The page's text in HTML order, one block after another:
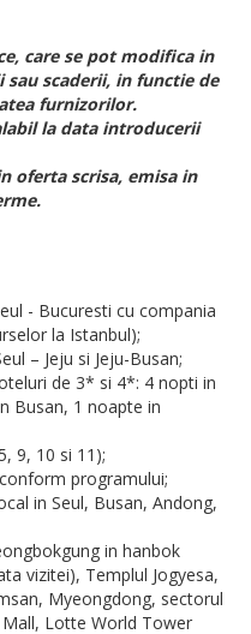
care se pot modifica in
scaderii, in functie de
furnizorilor.
la data introducerii
oferta scrisa, emisa in
- Bucuresti cu compania
la Istanbul);
– Jeju si Jeju-Busan;
de 3* si 4*: 4 nopti in
Busan, 1 noapte in
9, 10 si 11);
programului;
in Seul, Busan, Andong,
in hanbok
vizitei), Templul Jogyesa,
Myeongdong, sectorul
Mall, Lotte World Tower